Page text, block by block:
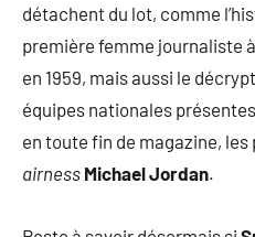
détachent du lot, comme
première femme journaliste
en 1959, mais aussi le
équipes nationales
en toute fin de magazine, les
airness Michael Jordan.